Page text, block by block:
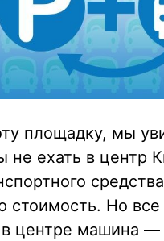
площадку, мы
не ехать в центр
стоимость. Но все
центре машина